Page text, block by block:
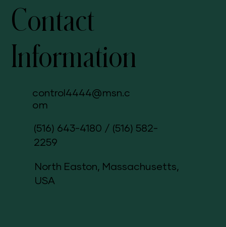
Contact
Information
control4444@msn.c
om
(516) 643-4180 / (516) 582-
2259
North Easton, Massachusetts,
USA